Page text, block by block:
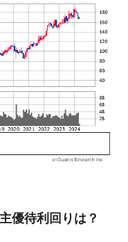
優待利回りは？